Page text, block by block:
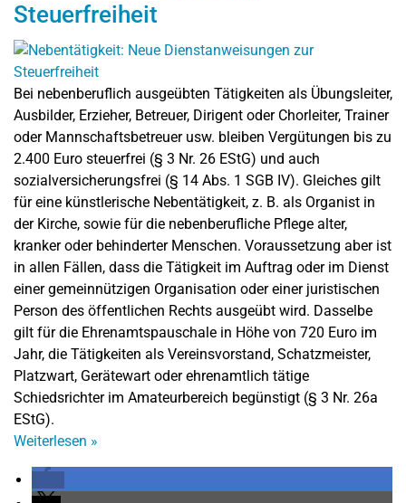
Steuerfreiheit
Bei nebenberuflich ausgeübten Tätigkeiten als Übungsleiter,
Ausbilder, Erzieher, Betreuer, Dirigent oder Chorleiter, Trainer
oder Mannschaftsbetreuer usw. bleiben Vergütungen bis zu
2.400 Euro steuerfrei (§ 3 Nr. 26 EStG) und auch
sozialversicherungsfrei (§ 14 Abs. 1 SGB IV). Gleiches gilt
für eine künstlerische Nebentätigkeit, z. B. als Organist in
der Kirche, sowie für die nebenberufliche Pflege alter,
kranker oder behinderter Menschen. Voraussetzung aber ist
in allen Fällen, dass die Tätigkeit im Auftrag oder im Dienst
einer gemeinnützigen Organisation oder einer juristischen
Person des öffentlichen Rechts ausgeübt wird. Dasselbe
gilt für die Ehrenamtspauschale in Höhe von 720 Euro im
Jahr, die Tätigkeiten als Vereinsvorstand, Schatzmeister,
Platzwart, Gerätewart oder ehrenamtlich tätige
Schiedsrichter im Amateurbereich begünstigt (§ 3 Nr. 26a
EStG).
Weiterlesen »